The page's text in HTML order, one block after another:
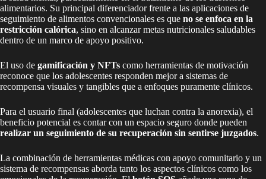
alimentarios. Su principal diferenciador frente a las aplicaciones de
seguimiento de alimentos convencionales es que no se enfoca en la
restricción calórica, sino en alcanzar metas nutricionales saludables
dentro de un marco de apoyo positivo.
El uso de gamificación y NFTs como herramientas de motivación
reconoce que los adolescentes responden mejor a sistemas de
recompensa visuales y tangibles que a enfoques puramente clínicos.
Para el usuario final (adolescentes que luchan contra la anorexia), el
beneficio potencial es contar con un espacio seguro donde pueden
realizar un seguimiento de su recuperación sin sentirse juzgados.
La combinación de herramientas médicas con apoyo comunitario y un
sistema de recompensas aborda tanto los aspectos clínicos como los